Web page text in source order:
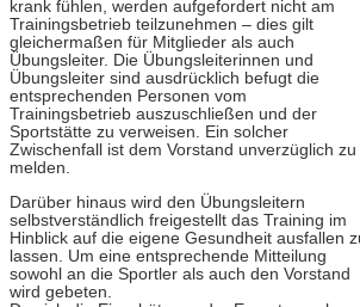
krank fühlen, werden aufgefordert nicht am
Trainingsbetrieb teilzunehmen – dies gilt
gleichermaßen für Mitglieder als auch
Übungsleiter. Die Übungsleiterinnen und
Übungsleiter sind ausdrücklich befugt die
entsprechenden Personen vom
Trainingsbetrieb auszuschließen und der
Sportstätte zu verweisen. Ein solcher
Zwischenfall ist dem Vorstand unverzüglich zu
melden.
Darüber hinaus wird den Übungsleitern
selbstverständlich freigestellt das Training im
Hinblick auf die eigene Gesundheit ausfallen
lassen. Um eine entsprechende Mitteilung
sowohl an die Sportler als auch den Vorstand
wird gebeten.